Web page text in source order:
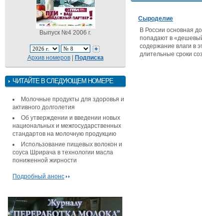
Выпуск №4 2006 г.
Архив номеров| Подписка
ЧИТАЙТЕ В СЛЕДУЮЩЕМ НОМЕРЕ
Молочные продукты для здоровья и
активного долголетия
Об утверждении и введении новых
национальных и межгосударственных
стандартов на молочную продукцию
Использование пищевых волокон и
соуса Шрирача в технологии масла
пониженной жирности
Подробный анонс
Сыроделие
В России основная
попадают в
содержание влаги в
длительные сроки